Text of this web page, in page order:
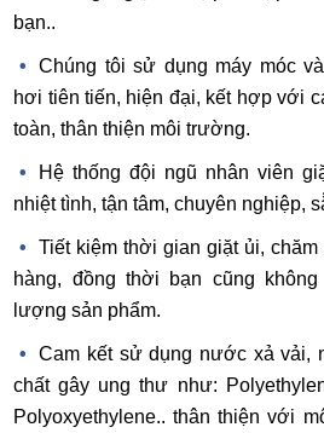
bạn..
Chúng tôi sử dụng máy móc
hơi tiên tiến, hiện đại, kết hợp với
toàn, thân thiện môi trường.
Hệ thống đội ngũ nhân viên
nhiệt tình, tận tâm, chuyên nghiệp,
Tiết kiệm thời gian giặt ủi,
hàng, đồng thời bạn cũng
lượng sản phẩm.
Cam kết sử dụng nước xả vải,
chất gây ung thư như:
Polyoxyethylene.. thân thiện với